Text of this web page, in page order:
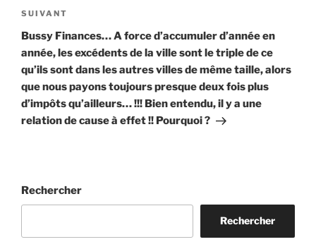
Article
suivant
SUIVANT
Bussy Finances… A force d’accumuler d’année en
année, les excédents de la ville sont le triple de ce
qu’ils sont dans les autres villes de même taille, alors
que nous payons toujours presque deux fois plus
d’impôts qu’ailleurs… !!! Bien entendu, il y a une
relation de cause à effet !! Pourquoi ?
Rechercher
Rechercher